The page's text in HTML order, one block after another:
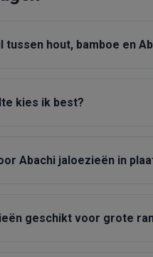
tussen hout, bamboe en
kies ik best?
Abachi jaloezieën in
geschikt voor grote